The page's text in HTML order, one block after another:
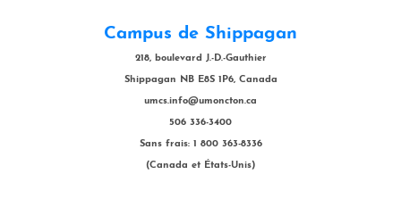
Campus de Shippagan
218, boulevard J.-D.-Gauthier
Shippagan NB E8S 1P6, Canada
umcs.info@umoncton.ca
506 336-3400
Sans frais: 1 800 363-8336
(Canada et États-Unis)